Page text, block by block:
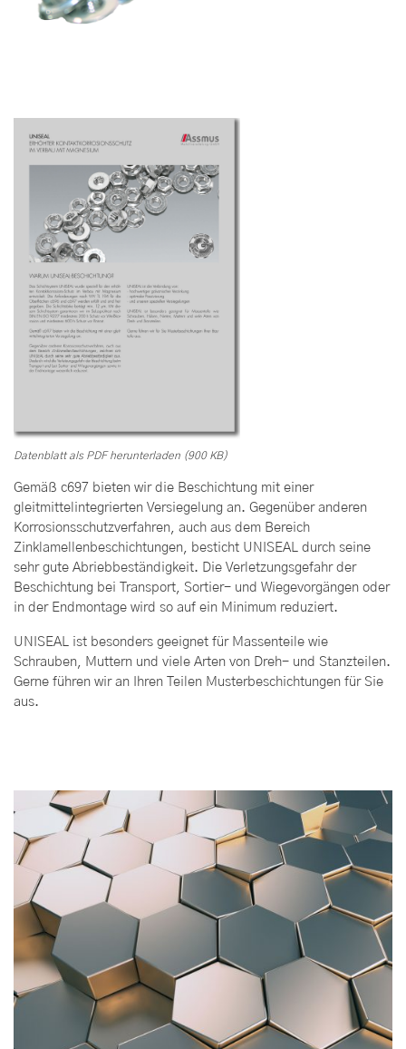
Datenblatt als PDF herunterladen (900 KB)
Gemäß c697 bieten wir die Beschichtung mit einer
gleitmittelintegrierten Versiegelung an. Gegenüber anderen
Korrosionsschutzverfahren, auch aus dem Bereich
Zinklamellenbeschichtungen, besticht UNISEAL durch seine
sehr gute Abriebbeständigkeit. Die Verletzungsgefahr der
Beschichtung bei Transport, Sortier- und Wiegevorgängen oder
in der Endmontage wird so auf ein Minimum reduziert.
UNISEAL ist besonders geeignet für Massenteile wie
Schrauben, Muttern und viele Arten von Dreh- und Stanzteilen.
Gerne führen wir an Ihren Teilen Musterbeschichtungen für Sie
aus.